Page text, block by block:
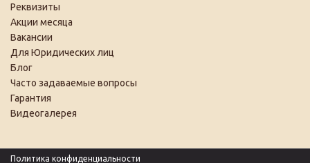
Реквизиты
Акции месяца
Вакансии
Для Юридических лиц
Блог
Часто задаваемые вопросы
Гарантия
Видеогалерея
Политика конфиденциальности